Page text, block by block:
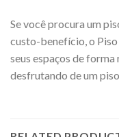
Se você procura um
custo-benefício, o
seus espaços de
desfrutando de um